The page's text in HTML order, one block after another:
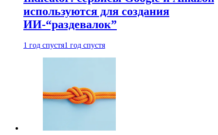
используются для создания
ИИ-“раздевалок”
1 год спустя1 год спустя